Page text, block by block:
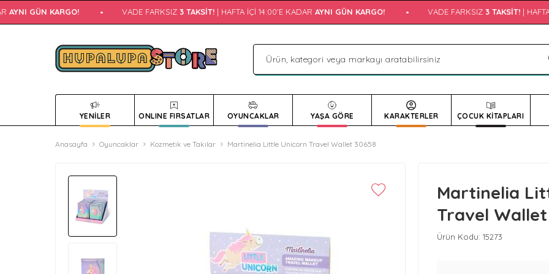
AYNI GÜN KARGO! VADE FARKSIZ 3 TAKSIT! | HAFTA İÇI 14:00'E KADAR AYNI GÜN KARGO! VADE FARKSIZ 3 TAKSIT! | HAFTA
YENİLER ONLINE FIRSATLAR OYUNCAKLAR YAŞA GÖRE KARAKTERLER ÇOCUK KİTAPLARI
Anasayfa Oyuncaklar Kozmetik ve Takılar Martinelia Little Unicorn Travel Wallet 30658
Martinelia
Travel Wallet
Ürün Kodu: 15273